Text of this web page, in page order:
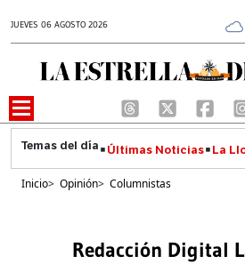
JUEVES 06 AGOSTO 2026
Últimas Noticias La
Inicio> Opinión> Columnistas
Redacción Digital